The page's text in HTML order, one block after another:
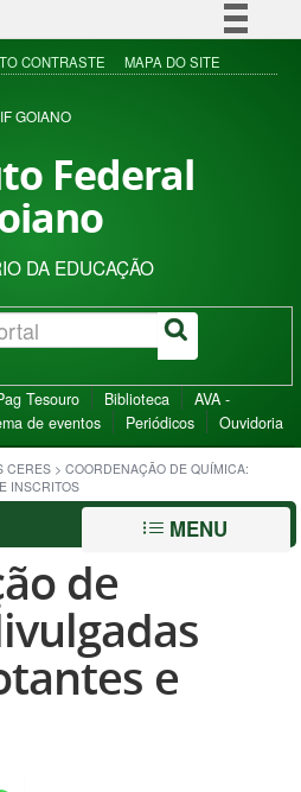
Simplifique!
Acesso à informação
CONTRASTE MAPA DO SITE
IF GOIANO
Federal
DA EDUCAÇÃO
Tesouro Biblioteca
AVA -
de eventos Periódicos Ouvidoria
CERES > COORDENAÇÃO DE QUÍMICA:
INSCRITOS
MENU
de
e